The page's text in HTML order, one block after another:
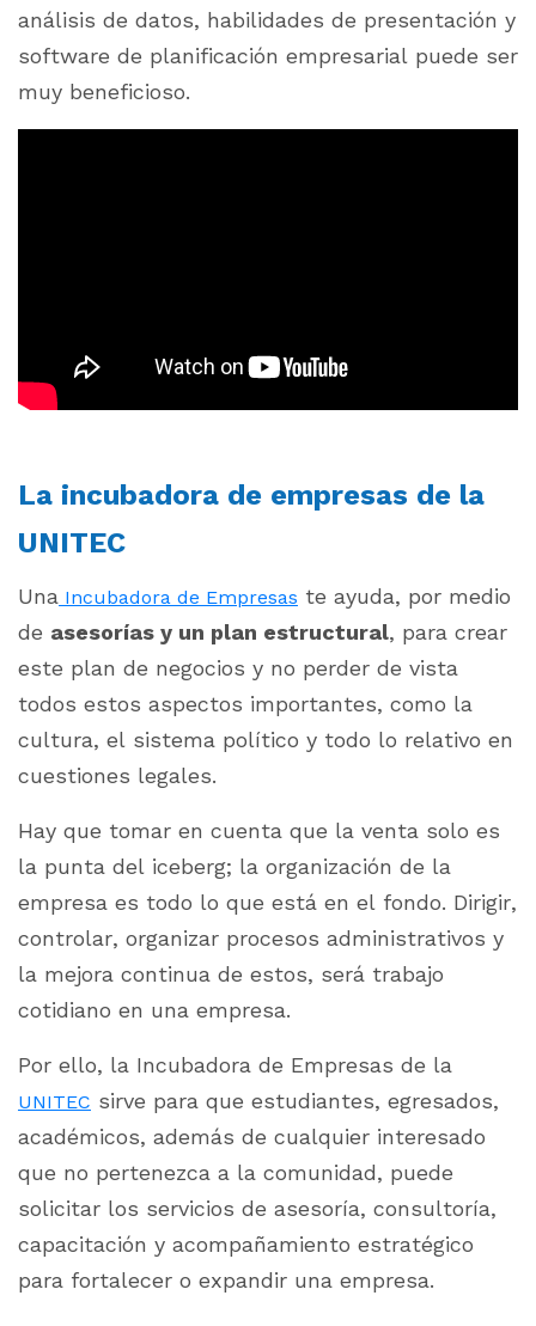
análisis de datos, habilidades de presentación y
software de planificación empresarial puede ser
muy beneficioso.
La incubadora de empresas de la
UNITEC
Una Incubadora de Empresas te ayuda, por medio
de asesorías y un plan estructural, para crear
este plan de negocios y no perder de vista
todos estos aspectos importantes, como la
cultura, el sistema político y todo lo relativo en
cuestiones legales.
Hay que tomar en cuenta que la venta solo es
la punta del iceberg; la organización de la
empresa es todo lo que está en el fondo. Dirigir,
controlar, organizar procesos administrativos y
la mejora continua de estos, será trabajo
cotidiano en una empresa.
Por ello, la Incubadora de Empresas de la
UNITEC sirve para que estudiantes, egresados,
académicos, además de cualquier interesado
que no pertenezca a la comunidad, puede
solicitar los servicios de asesoría, consultoría,
capacitación y acompañamiento estratégico
para fortalecer o expandir una empresa.